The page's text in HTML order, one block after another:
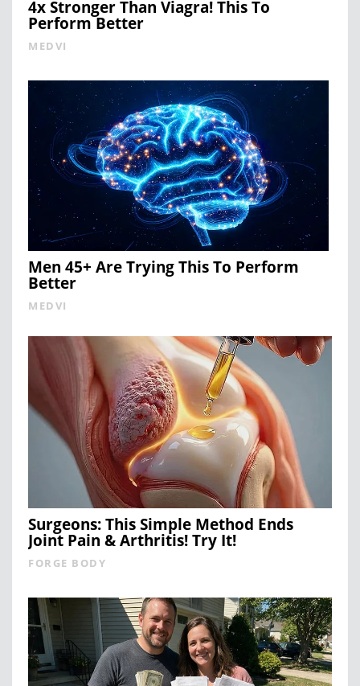
4x Stronger Than Viagra! This To
Perform Better
MEDVI
Men 45+ Are Trying This To Perform
Better
MEDVI
Surgeons: This Simple Method Ends
Joint Pain & Arthritis! Try It!
FORGE BODY